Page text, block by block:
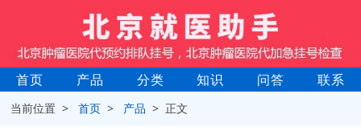
首页 产品 分类 知识 问答 联系
当前位置 >首页 > 产品 > 正文